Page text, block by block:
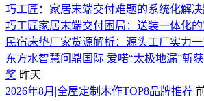
巧工匠：家居末端交付难题的系统化解
巧工匠家居末端交付困局：送装一体化
民宿床垫厂家货源解析：源头工厂实力
东方水智慧问鼎国际 爱喏“太极地漏”斩
奖 昨天
2026年8月|全屋定制木作TOP8品牌推荐